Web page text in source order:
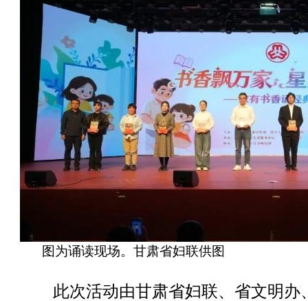
图为诵读现场。甘肃省妇联供图
此次活动由甘肃省妇联、省文明办